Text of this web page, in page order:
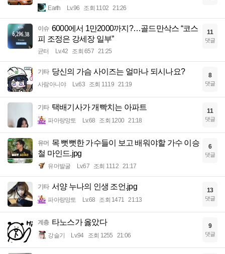
Earth Lv.96 조회 1102 21:26
이슈 6000에서 1만2000까지?…골드만삭스 “코스
피 조정은 강세장 일부”
균터 Lv.42 조회 657 21:25
11
댓글
기타 당신의 가슴 사이즈는 얼마나 되시나요?
사람아니야 Lv.63 조회 1119 21:19
8
댓글
기타 택배기사가 개빡치는 아파트
파아랑망토 Lv.68 조회 1200 21:18
11
댓글
유머 목 뻣뻣한 가수들이 보고 배워야할 가수 이승
철 마인드.jpg
유머발굴 Lv.67 조회 1112 21:17
6
댓글
기타 서양 누나의 인생 조언.jpg
파아랑망토 Lv.68 조회 1471 21:13
13
댓글
계층 타노스가 옳았다
강슬기 Lv.94 조회 1255 21:06
9
댓글